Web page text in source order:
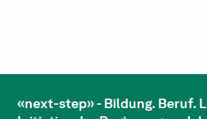
«next-step» - Bildung. Beruf.